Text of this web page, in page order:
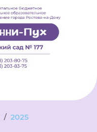
2025